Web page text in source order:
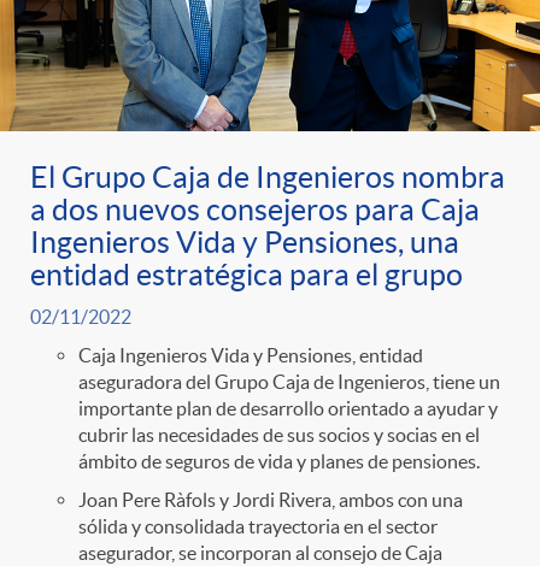
El Grupo Caja de Ingenieros nombra
a dos nuevos consejeros para Caja
Ingenieros Vida y Pensiones, una
entidad estratégica para el grupo
02/11/2022
Caja Ingenieros Vida y Pensiones, entidad
aseguradora del Grupo Caja de Ingenieros, tiene un
importante plan de desarrollo orientado a ayudar y
cubrir las necesidades de sus socios y socias en el
ámbito de seguros de vida y planes de pensiones.
Joan Pere Ràfols y Jordi Rivera, ambos con una
sólida y consolidada trayectoria en el sector
asegurador, se incorporan al consejo de Caja